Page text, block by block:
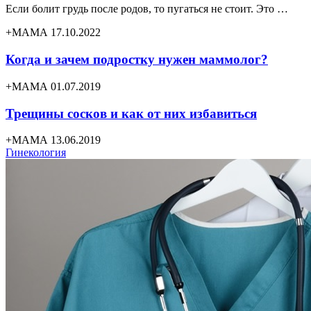
Если болит грудь после родов, то пугаться не стоит. Это …
+МАМА 17.10.2022
Когда и зачем подростку нужен маммолог?
+МАМА 01.07.2019
Трещины сосков и как от них избавиться
+МАМА 13.06.2019
Гинекология